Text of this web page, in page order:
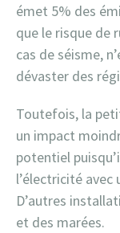
émet 5% des
que le risque de
cas de séisme,
dévaster des
Toutefois, la
un impact
potentiel
l’électricité avec
D’autres
et des marées.